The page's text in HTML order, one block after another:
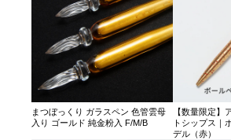
まつぼっくり ガラスペン 色管雲母
入り ゴールド 純金粉入 F/M/B
【数量限定】
トシップス｜
デル（赤）